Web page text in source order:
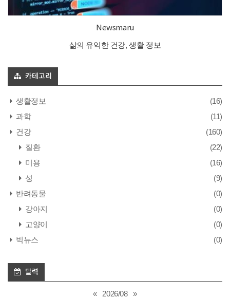
Newsmaru
삶의 유익한 건강, 생활 정보
카테고리
생활정보
(16)
과학
(11)
건강
(160)
질환
(22)
미용
(16)
성
(9)
반려동물
(0)
강아지
(0)
고양이
(0)
빅뉴스
(0)
달력
« 2026/08 »